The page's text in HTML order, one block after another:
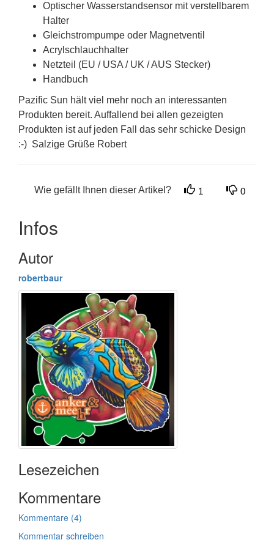
Optischer Wasserstandsensor mit verstellbarem
Halter
Gleichstrompumpe oder Magnetventil
Acrylschlauchhalter
Netzteil (EU / USA / UK / AUS Stecker)
Handbuch
Pazific Sun hält viel mehr noch an interessanten
Produkten bereit. Auffallend bei allen gezeigten
Produkten ist auf jeden Fall das sehr schicke Design
:-) Salzige Grüße Robert
Wie gefällt Ihnen dieser Artikel? 1 0
Infos
Autor
robertbaur
Lesezeichen
Kommentare
Kommentare (4)
Kommentar schreiben